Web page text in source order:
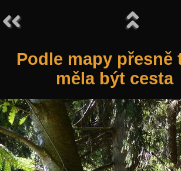
Podle mapy přesně
měla být cesta